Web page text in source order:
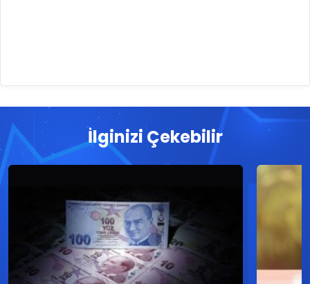
İlginizi Çekebilir